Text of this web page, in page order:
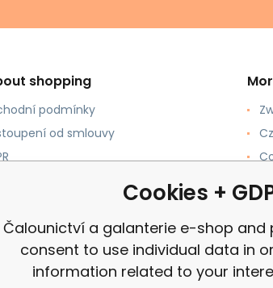
shopping
podmínky
od smlouvy
Cookies +
Čalounictví a galanterie e-shop and
consent to use individual data in
information related to your